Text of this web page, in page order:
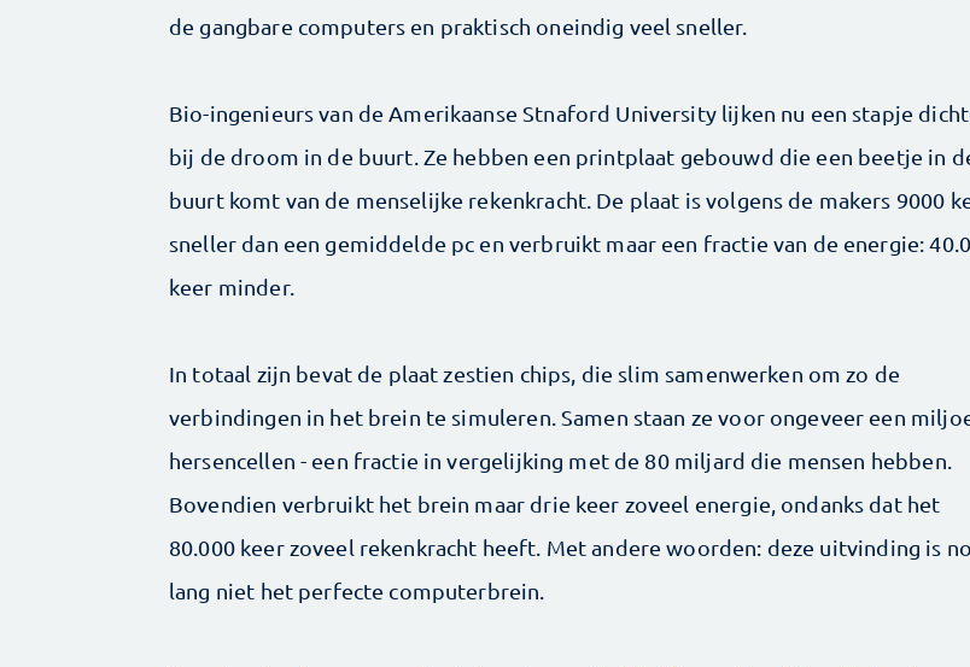
de gangbare computers en praktisch oneindig veel sneller.
Bio-ingenieurs van de Amerikaanse Stnaford University lijken nu een stapje
bij de droom in de buurt. Ze hebben een printplaat gebouwd die een beetje in
buurt komt van de menselijke rekenkracht. De plaat is volgens de makers 9000
sneller dan een gemiddelde pc en verbruikt maar een fractie van de energie:
keer minder.
In totaal zijn bevat de plaat zestien chips, die slim samenwerken om zo de
verbindingen in het brein te simuleren. Samen staan ze voor ongeveer een
hersencellen - een fractie in vergelijking met de 80 miljard die mensen hebben.
Bovendien verbruikt het brein maar drie keer zoveel energie, ondanks dat het
80.000 keer zoveel rekenkracht heeft. Met andere woorden: deze uitvinding is
lang niet het perfecte computerbrein.